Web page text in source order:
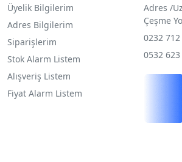
Üyelik Bilgilerim
Adres Bilgilerim
Siparişlerim
Stok Alarm Listem
Alışveriş Listem
Fiyat Alarm Listem
Adres /
Çeşme
0232
0532